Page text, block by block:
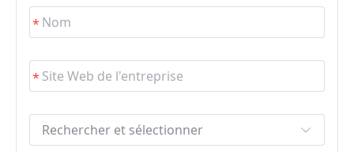
Rechercher et sélectionner